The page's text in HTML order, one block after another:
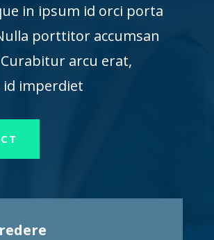
in ipsum id orci porta
porttitor accumsan
arcu erat,
id imperdiet